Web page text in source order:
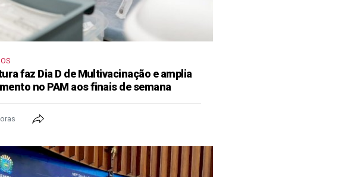
faz Dia D de Multivacinação e amplia
no PAM aos finais de semana